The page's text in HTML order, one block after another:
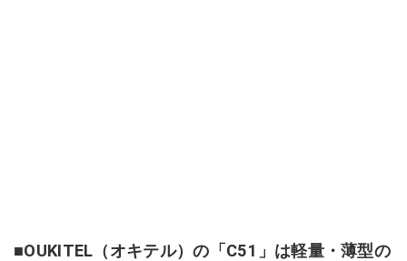
■OUKITEL（オキテル）の「C51」は軽量・薄型の